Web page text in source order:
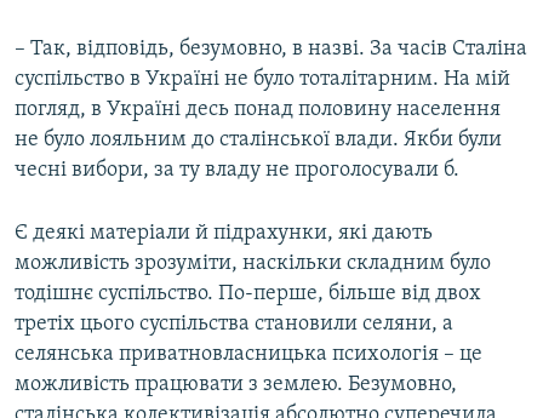
– Так, відповідь, безумовно, в назві. За часів Сталіна
суспільство в Україні не було тоталітарним. На мій
погляд, в Україні десь понад половину населення
не було лояльним до сталінської влади. Якби були
чесні вибори, за ту владу не проголосували б.
Є деякі матеріали й підрахунки, які дають
можливість зрозуміти, наскільки складним було
тодішнє суспільство. По-перше, більше від двох
третіх цього суспільства становили селяни, а
селянська приватновласницька психологія – це
можливість працювати з землею. Безумовно,